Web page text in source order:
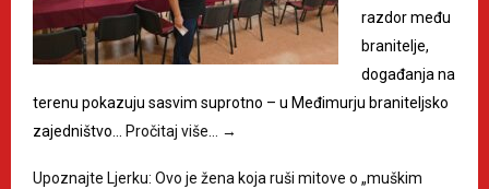
razdor među
branitelje,
događanja na
terenu pokazuju sasvim suprotno – u Međimurju braniteljsko
zajedništvo…
Pročitaj više… →
Upoznajte Ljerku: Ovo je žena koja ruši mitove o „muškim